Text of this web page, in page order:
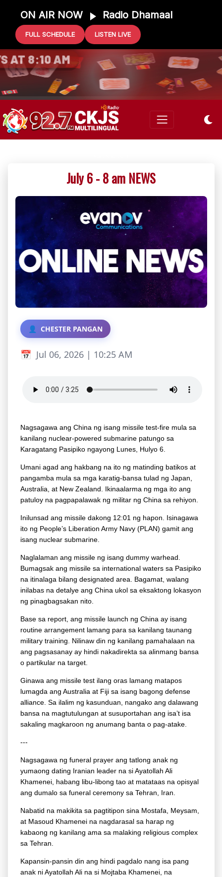
ON AIR NOW Radio Dhamaal
FULL SCHEDULE LISTEN LIVE
GIFT CARD
AT 8:10 AM
July 6 - 8 am NEWS
CHESTER PANGAN
Jul 06, 2026 | 10:25 AM
Nagsagawa ang China ng isang missile test-fire mula sa
kanilang nuclear-powered submarine patungo sa
Karagatang Pasipiko ngayong Lunes, Hulyo 6.
Umani agad ang hakbang na ito ng matinding batikos at
pangamba mula sa mga karatig-bansa tulad ng Japan,
Australia, at New Zealand. Ikinaalarma ng mga ito ang
patuloy na pagpapalawak ng militar ng China sa rehiyon.
Inilunsad ang missile dakong 12:01 ng hapon. Isinagawa
ito ng People’s Liberation Army Navy (PLAN) gamit ang
isang nuclear submarine.
Naglalaman ang missile ng isang dummy warhead.
Bumagsak ang missile sa international waters sa Pasipiko
na itinalaga bilang designated area. Bagamat, walang
inilabas na detalye ang China ukol sa eksaktong lokasyon
ng pinagbagsakan nito.
Base sa report, ang missile launch ng China ay isang
routine arrangement lamang para sa kanilang taunang
military training. Nilinaw din ng kanilang pamahalaan na
ang pagsasanay ay hindi nakadirekta sa alinmang bansa
o partikular na target.
Ginawa ang missile test ilang oras lamang matapos
lumagda ang Australia at Fiji sa isang bagong defense
alliance. Sa ilalim ng kasunduan, nangako ang dalawang
bansa na magtutulungan at susuportahan ang isa’t isa
sakaling magkaroon ng anumang banta o pag-atake.
---
Nagsagawa ng funeral prayer ang tatlong anak ng
yumaong dating Iranian leader na si Ayatollah Ali
Khamenei, habang libu-libong tao at matataas na opisyal
ang dumalo sa funeral ceremony sa Tehran, Iran.
Nabatid na makikita sa pagtitipon sina Mostafa, Meysam,
at Masoud Khamenei na nagdarasal sa harap ng
kabaong ng kanilang ama sa malaking religious complex
sa Tehran.
Kapansin-pansin din ang hindi pagdalo nang isa pang
anak ni Ayatollah Ali na si Mojtaba Khamenei, na